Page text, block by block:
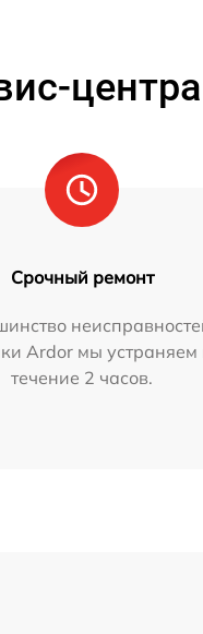
центра
Срочный ремонт
Ardor мы устраняем
течение 2 часов.